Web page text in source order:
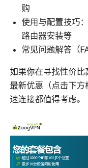
购
使用与配置技巧
路由器安装等
常见问题解答（
如果你在寻找性价
最新优惠（点击下
速连接都值得考虑。